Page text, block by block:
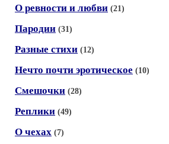
О ревности и любви (21)
Пародии (31)
Разные стихи (12)
Нечто почти эротическое (10)
Смешочки (28)
Реплики (49)
О чехах (7)